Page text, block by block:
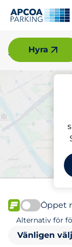
Hyra
Välj din
FLÖDE
Öppet
Alternativ för
Vänligen välj